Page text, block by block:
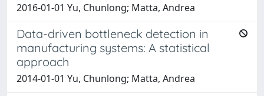
2016-01-01 Yu, Chunlong; Matta, Andrea
Data-driven bottleneck detection in
manufacturing systems: A statistical
approach
2014-01-01 Yu, Chunlong; Matta, Andrea